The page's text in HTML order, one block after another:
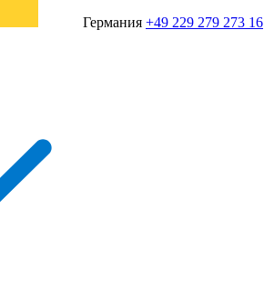
Германия +49 229 279 273 16